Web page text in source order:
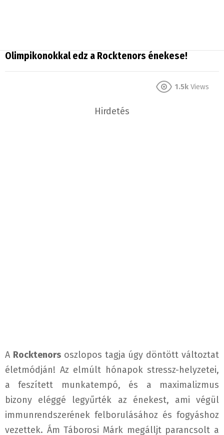
Olimpikonokkal edz a Rocktenors énekese!
1.5k Views
Hirdetés
A Rocktenorsoszlopos tagja úgy döntött változtat
életmódján! Az elmúlt hónapok stressz-helyzetei,
a feszített munkatempó, és a maximalizmus
bizony eléggé legyűrték az énekest, ami végül
immunrendszerének felborulásához és fogyáshoz
vezettek. Ám Táborosi Márk megálljt parancsolt a